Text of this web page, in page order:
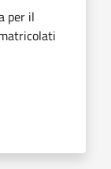
per il